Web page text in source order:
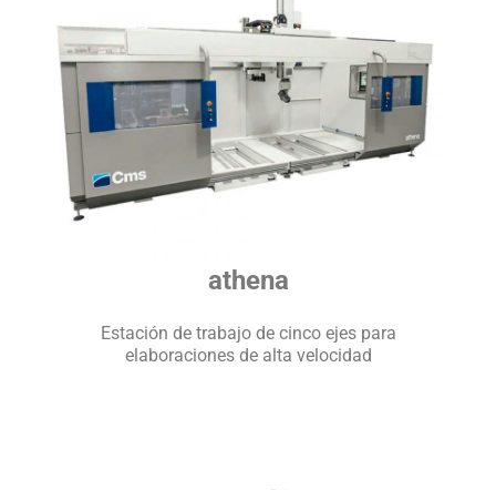
athena
Estación de trabajo de cinco ejes para
elaboraciones de alta velocidad